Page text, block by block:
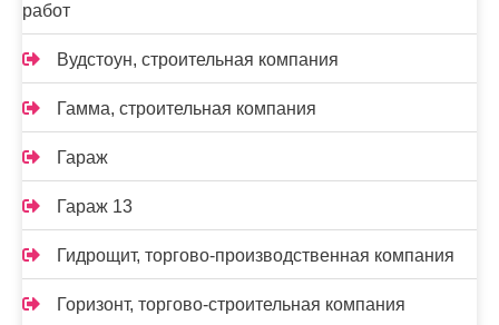
работ
Вудстоун, строительная компания
Гамма, строительная компания
Гараж
Гараж 13
Гидрощит, торгово-производственная компания
Горизонт, торгово-строительная компания